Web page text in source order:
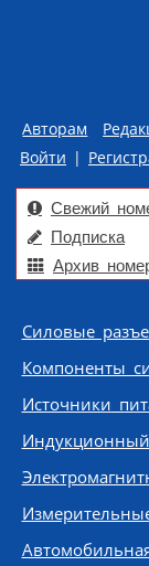
Авторам
Войти |
Свежий
Подписка
Архив
Skip to content
Силовые
Компоненты
Источники